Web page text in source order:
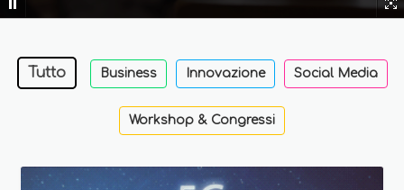
Tutto Business Innovazione Social Media
Workshop & Congressi